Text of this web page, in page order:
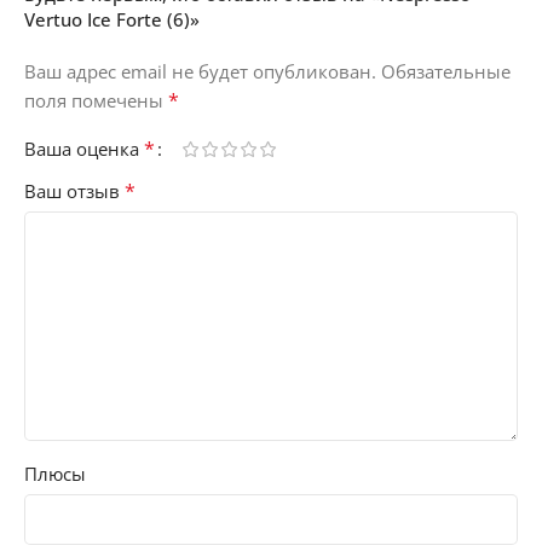
Vertuo Ice Forte (6)»
Ваш адрес email не будет опубликован. Обязательные
поля помечены *
Ваша оценка *
Ваш отзыв *
Плюсы